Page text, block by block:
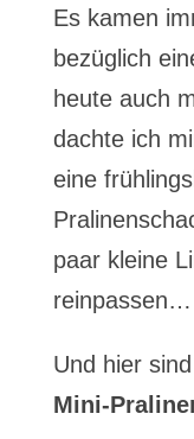
Es kamen
bezüglich
heute auch
dachte ich
eine
paar kleine
reinpassen…
Und hier
Mini-